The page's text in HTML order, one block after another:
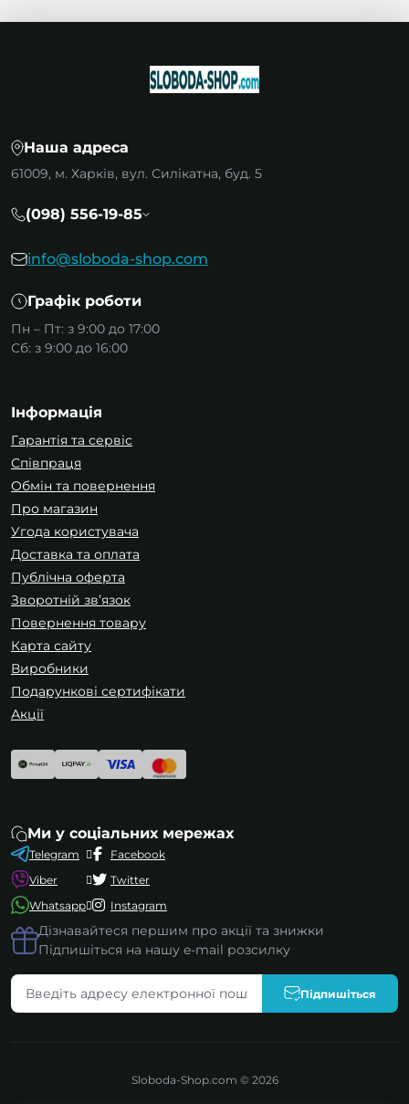
Наша адреса
61009, м. Харків, вул. Силікатна, буд. 5
(098) 556-19-85
info@sloboda-shop.com
Графік роботи
Пн – Пт: з 9:00 до 17:00
Сб: з 9:00 до 16:00
Інформація
Гарантія та сервіс
Співпраця
Обмін та повернення
Про магазин
Угода користувача
Доставка та оплата
Публічна оферта
Зворотній зв’язок
Повернення товару
Карта сайту
Виробники
Подарункові сертифікати
Акції
Ми у соціальних мережах
Telegram
Viber
Whatsapp
Facebook
Twitter
Instagram
Дізнавайтеся першим про акції та знижки
Підпишіться на нашу e-mail розсилку
Підпишіться
Sloboda-Shop.com © 2026